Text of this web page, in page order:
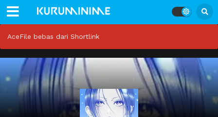
AceFile bebas dari Shortlink